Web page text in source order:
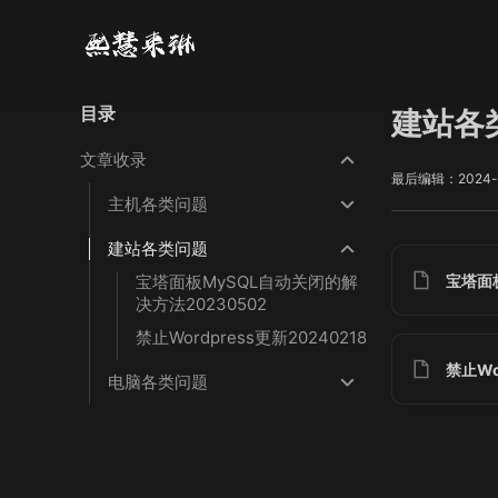
目录
文章收录
主机各类问题
建站各类问题
宝塔面板MySQL自动关闭的解
决方法20230502
禁止Wordpress更新20240218
电脑各类问题
建站各
最后编辑：
宝塔
禁止